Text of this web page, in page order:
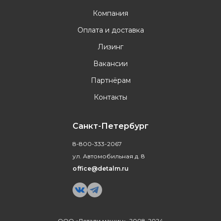
Компания
Оплата и доставка
Лизинг
Вакансии
Партнёрам
Контакты
Санкт-Петербург
8-800-333-2067
ул. Автомобильная д. 8
office@detalm.ru